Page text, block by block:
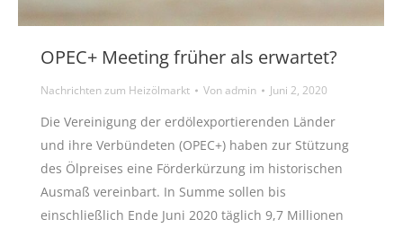
OPEC+ Meeting früher als erwartet?
Nachrichten zum Heizölmarkt Vonadmin Juni 2, 2020
Die Vereinigung der erdölexportierenden Länder
und ihre Verbündeten (OPEC+) haben zur Stützung
des Ölpreises eine Förderkürzung im historischen
Ausmaß vereinbart. In Summe sollen bis
einschließlich Ende Juni 2020 täglich 9,7 Millionen